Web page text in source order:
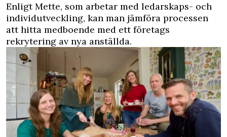
Enligt Mette, som arbetar med ledarskaps- och
individutveckling, kan man jämföra processen
att hitta medboende med ett företags
rekrytering av nya anställda.